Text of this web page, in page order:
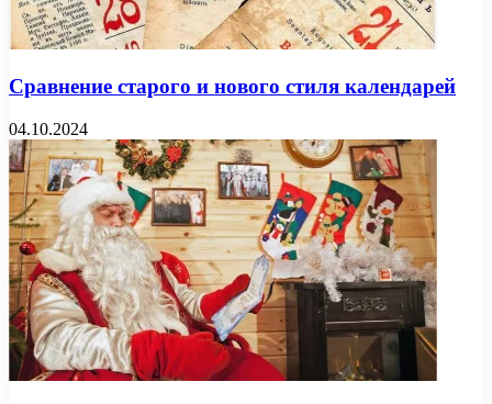
Сравнение старого и нового стиля календарей
04.10.2024